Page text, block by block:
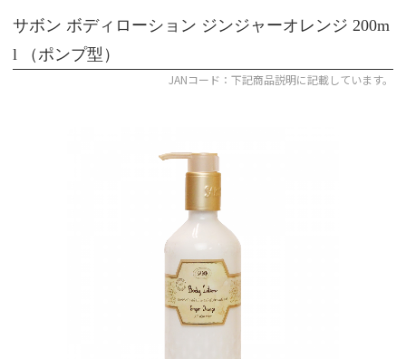
サボン ボディローション ジンジャーオレンジ 200m
l （ポンプ型）
JANコード：下記商品説明に記載しています。